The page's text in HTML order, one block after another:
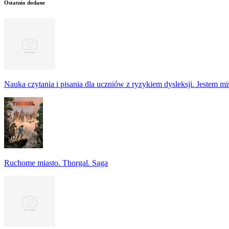
Ostatnio dodane
Nauka czytania i pisania dla uczniów z ryzykiem dysleksji. Jestem
Ruchome miasto. Thorgal. Saga